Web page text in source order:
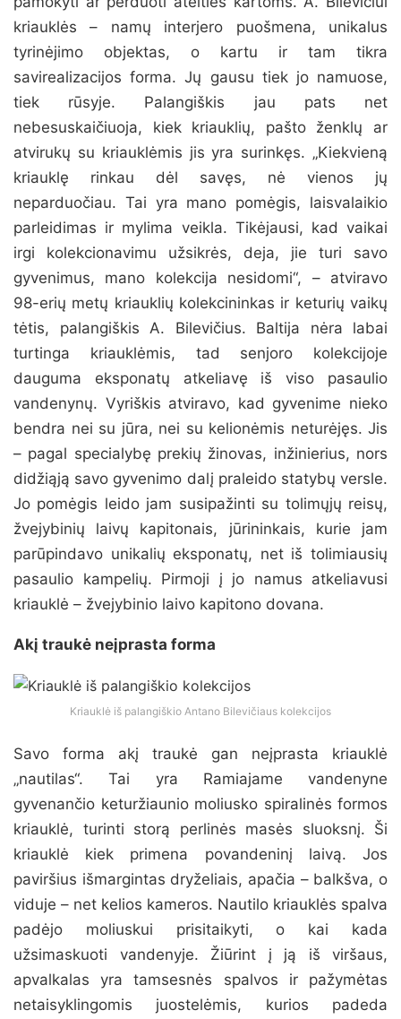
kriauklės – namų interjero puošmena, unikalus
tyrinėjimo objektas, o kartu ir tam tikra
savirealizacijos forma. Jų gausu tiek jo namuose,
tiek rūsyje. Palangiškis jau pats net
nebesuskaičiuoja, kiek kriauklių, pašto ženklų ar
atvirukų su kriauklėmis jis yra surinkęs. „Kiekvieną
kriauklę rinkau dėl savęs, nė vienos jų
neparduočiau. Tai yra mano pomėgis, laisvalaikio
parleidimas ir mylima veikla. Tikėjausi, kad vaikai
irgi kolekcionavimu užsikrės, deja, jie turi savo
gyvenimus, mano kolekcija nesidomi“, – atviravo
98-erių metų kriauklių kolekcininkas ir keturių vaikų
tėtis, palangiškis A. Bilevičius. Baltija nėra labai
turtinga kriauklėmis, tad senjoro kolekcijoje
dauguma eksponatų atkeliavę iš viso pasaulio
vandenynų. Vyriškis atviravo, kad gyvenime nieko
bendra nei su jūra, nei su kelionėmis neturėjęs. Jis
– pagal specialybę prekių žinovas, inžinierius, nors
didžiąją savo gyvenimo dalį praleido statybų versle.
Jo pomėgis leido jam susipažinti su tolimųjų reisų,
žvejybinių laivų kapitonais, jūrininkais, kurie jam
parūpindavo unikalių eksponatų, net iš tolimiausių
pasaulio kampelių. Pirmoji į jo namus atkeliavusi
kriauklė – žvejybinio laivo kapitono dovana.
Akį traukė neįprasta forma
Kriauklė iš palangiškio Antano Bilevičiaus kolekcijos
Savo forma akį traukė gan neįprasta kriauklė
„nautilas“. Tai yra Ramiajame vandenyne
gyvenančio keturžiaunio moliusko spiralinės formos
kriauklė, turinti storą perlinės masės sluoksnį. Ši
kriauklė kiek primena povandeninį laivą. Jos
paviršius išmargintas dryželiais, apačia – balkšva, o
viduje – net kelios kameros. Nautilo kriauklės spalva
padėjo moliuskui prisitaikyti, o kai kada
užsimaskuoti vandenyje. Žiūrint į ją iš viršaus,
apvalkalas yra tamsesnės spalvos ir pažymėtas
netaisyklingomis juostelėmis, kurios padeda